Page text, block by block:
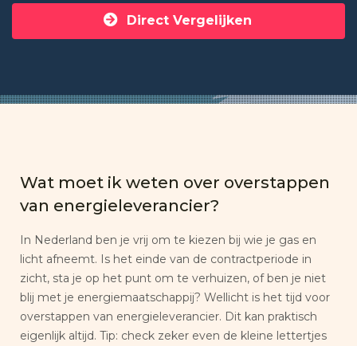
Direct Vergelijken
Wat moet ik weten over overstappen
van energieleverancier?
In Nederland ben je vrij om te kiezen bij wie je gas en
licht afneemt. Is het einde van de contractperiode in
zicht, sta je op het punt om te verhuizen, of ben je niet
blij met je energiemaatschappij? Wellicht is het tijd voor
overstappen van energieleverancier. Dit kan praktisch
eigenlijk altijd. Tip: check zeker even de kleine lettertjes